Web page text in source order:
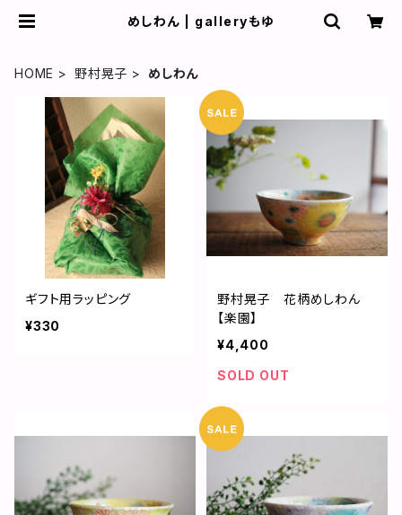
めしわん | galleryもゆ
HOME 野村晃子 めしわん
ギフト用ラッピング
¥330
野村晃子 花柄めしわん
【楽園】
¥4,400
SOLD OUT